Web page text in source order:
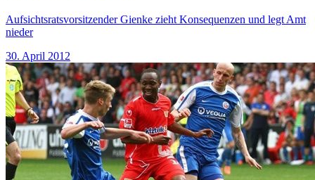
Aufsichtsratsvorsitzender Gienke zieht Konsequenzen und legt Amt
nieder
30. April 2012